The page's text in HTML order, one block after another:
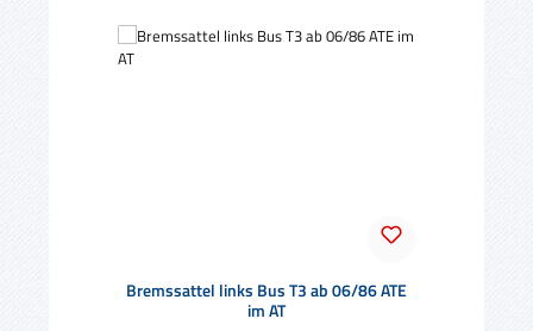
Bremssattel links Bus T3 ab 06/86 ATE
im AT